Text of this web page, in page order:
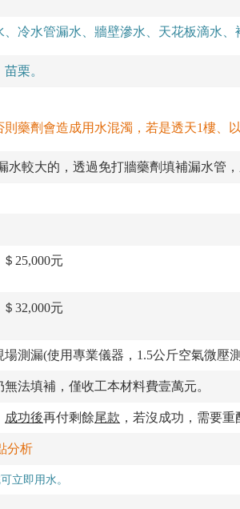
冷水管漏水、牆壁滲水、天花板滴水、
栗。
藥劑會造成用水混濁，若是透天1樓、
水較大的，透過免打牆藥劑填補漏水管，
25,000元
32,000元
測漏(使用專業儀器，1.5公斤空氣微壓
法填補，僅收工本材料費壹萬元。
成功後再付剩餘尾款 ，若沒成功，需要重
分析
立即用水。